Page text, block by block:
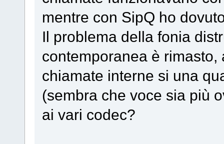
mentre con SipQ ho
Il problema della fonia
contemporanea è
chiamate interne si una
(sembra che voce sia più
ai vari codec?